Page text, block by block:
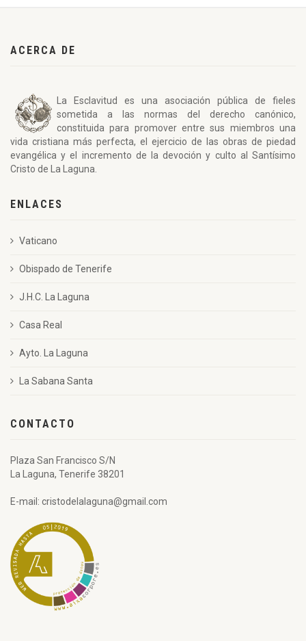
ACERCA DE
La Esclavitud es una asociación pública de fieles
sometida a las normas del derecho canónico,
constituida para promover entre sus miembros una
vida cristiana más perfecta, el ejercicio de las obras de piedad
evangélica y el incremento de la devoción y culto al Santísimo
Cristo de La Laguna.
ENLACES
Vaticano
Obispado de Tenerife
J.H.C. La Laguna
Casa Real
Ayto. La Laguna
La Sabana Santa
CONTACTO
Plaza San Francisco S/N
La Laguna, Tenerife 38201
E-mail: cristodelalaguna@gmail.com